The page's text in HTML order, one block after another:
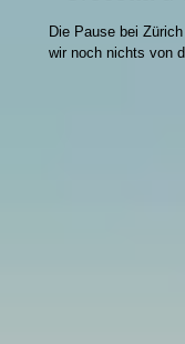
Die Pause bei Zürich wird dann doch
wir noch nichts von